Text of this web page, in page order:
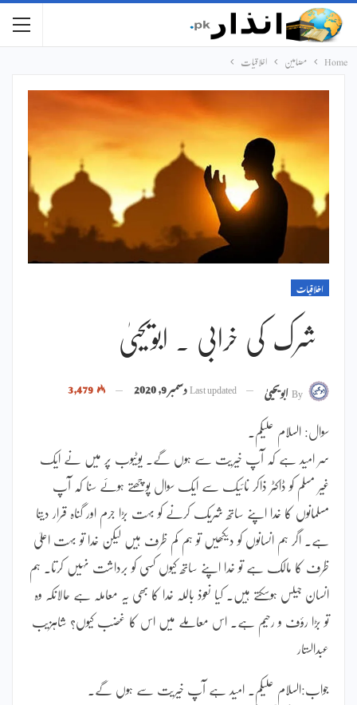
Home مضامین اخلاقیات
اخلاقیات
شرک کی خرابی ۔ ابویحییٰ
Byابویحییٰ Last updatedدسمبر 9, 2020
سوال: السلام علیکم۔
سر امید ہے کہ آپ خیریت سے ہوں گے۔ یوٹیوب پر میں نے ایک
غیر مسلم کو ڈاکٹر ذاکر نائیک سے ایک سوال پوچھتے ہوئے سنا کہ آپ
مسلمانوں کا خدا اپنے ساتھ شریک کرنے کو بہت بڑا جرم اور گناہ قرار دیتا
ہے۔ اگر ہم انسانوں کو دیکھیں تو ہم کم ظرف ہیں لیکن خدا تو بہت اعلیٰ
ظرف کا مالک ہے تو خدا اپنے ساتھ کیوں کسی کو برداشت نہیں کرتا۔ ہم
انسان جیلس ہوسکتے ہیں۔ کیا نعوذ باللہ خدا کا بھی یہ معاملہ ہے حالانکہ وہ
تو بڑا رؤف و رحیم ہے۔ اس معاملے میں اس کا غضب کیوں؟ شاہزیب
عبدالستار
جواب:السلام علیکم۔ امید ہے آپ خیریت سے ہوں گے۔